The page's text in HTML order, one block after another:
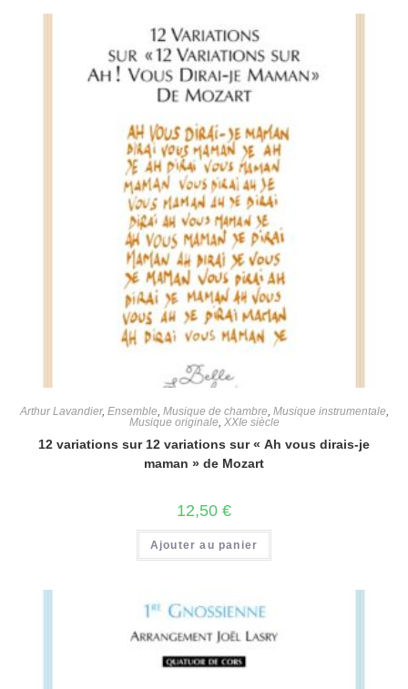
Arthur Lavandier, Ensemble Musique de chambre Musique instrumentale
Musique originale XXIe siècle
12 variations sur 12 variations sur « Ah vous dirais-je
maman » de Mozart
12,50 €
Ajouter au panier